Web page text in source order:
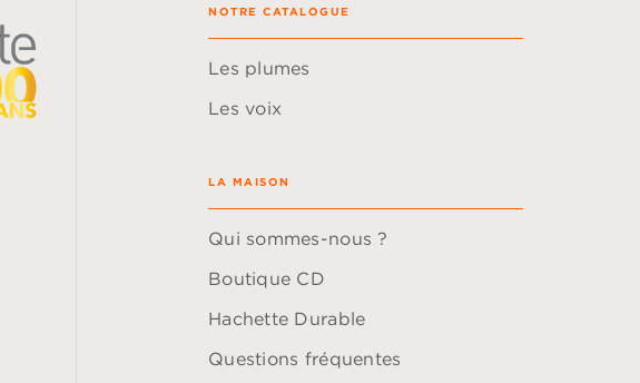
NOTRE CATALOGUE
Les plumes
Les voix
LA MAISON
Qui sommes-nous ?
Boutique CD
Hachette Durable
Questions fréquentes